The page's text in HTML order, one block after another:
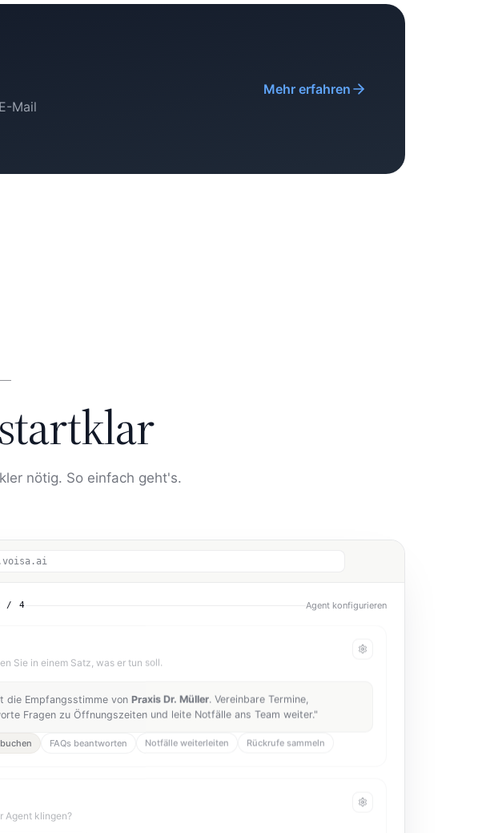
Mail
Mehr erfahren
nötig. So einfach geht's.
/4 Agent konfigurieren
Sie in einem Satz, was er tun soll.
die Empfangsstimme von Praxis Dr. Müller. Vereinbare Termine,
Fragen zu Öffnungszeiten und leite Notfälle ans Team weiter."
FAQs beantworten Notfälle weiterleiten Rückrufe sammeln
Agent klingen?